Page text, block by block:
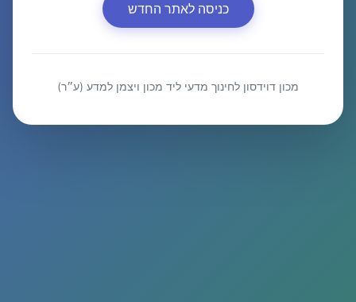
כניסה לאתר החדש
מכון דוידסון לחינוך מדעי ליד מכון ויצמן למדע (ע״ר)